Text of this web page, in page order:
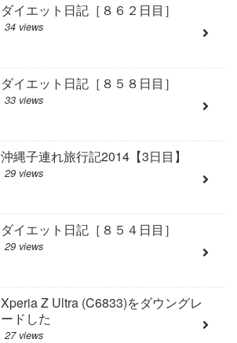
ダイエット日記［８６２日目］
34 views
ダイエット日記［８５８日目］
33 views
沖縄子連れ旅行記2014【3日目】
29 views
ダイエット日記［８５４日目］
29 views
Xperia Z Ultra (C6833)をダウングレ
ードした
27 views